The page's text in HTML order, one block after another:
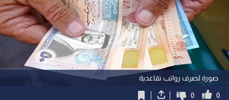
صورة لصرف رواتب تقاعدية
0
0